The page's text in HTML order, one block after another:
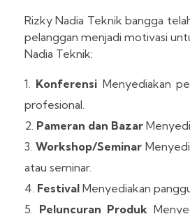
Rizky Nadia Teknik bangga
pelanggan menjadi motivasi
Nadia Teknik:
Konferensi Menyediakan
profesional.
Pameran dan Bazar
Workshop/Seminar
atau seminar.
Festival Menyediakan
Peluncuran Produk